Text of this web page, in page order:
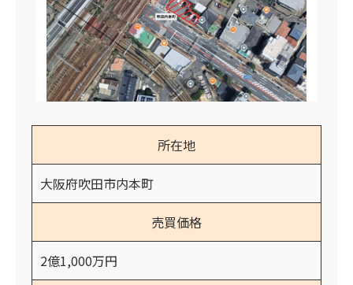
所在地
大阪府吹田市内本町
売買価格
2億1,000万円